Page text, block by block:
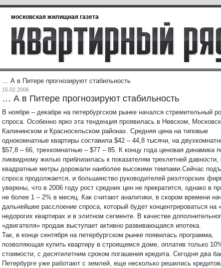
московская жилищная газета
… А в Питере прогнозируют стабильность
15.02.2006
… А в Питере прогнозируют стабильность
В ноябре – декабре на петербургском рынке начался стремительный
спроса. Особенно ярко эта тенденция проявилась в Невском,
Калининском и Красносельском районах. Средняя цена на типовые
однокомнатные квартиры составила $42 – 44,8 тысячи, на
$57,8 – 66, трехкомнатные – $77 – 85. К концу года ценовая динамика
ликвидному жилью приблизилась к показателям трехлетней давности,
квадратные метры дорожали наиболее высокими темпами. Сейчас
спроса продолжается, и большинство руководителей риэлторских
уверены, что в 2006 году рост средних цен не прекратится, однако в
не более 1 – 2% в месяц. Как считают аналитики, в скором времени
дальнейшее расслоение спроса, который будет концентрироваться на
недорогих квартирах и в элитном сегменте. В качестве
«двигателя» продаж выступает активно развивающаяся ипотека.
Так, в конце сентября на петербургском рынке появилась программа,
позволяющая купить квартиру в строящемся доме, оплатив только
стоимости, с десятилетним сроком погашения кредита. Сегодня два
Петербурге уже работают с землей, еще несколько решились